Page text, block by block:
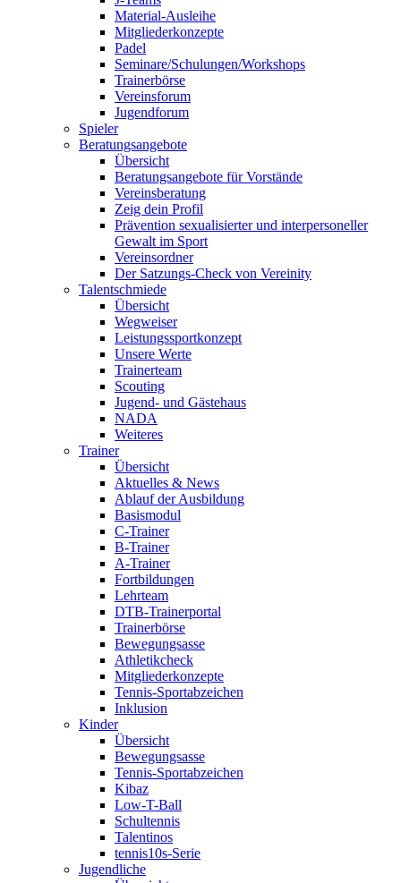
Material-Ausleihe
Mitgliederkonzepte
Padel
Seminare/Schulungen/Workshops
Trainerbörse
Vereinsforum
Jugendforum
Spieler
Beratungsangebote
Übersicht
Beratungsangebote für Vorstände
Vereinsberatung
Zeig dein Profil
Prävention sexualisierter und interpersoneller
Gewalt im Sport
Vereinsordner
Der Satzungs-Check von Vereinity
Talentschmiede
Übersicht
Wegweiser
Leistungssportkonzept
Unsere Werte
Trainerteam
Scouting
Jugend- und Gästehaus
NADA
Weiteres
Trainer
Übersicht
Aktuelles & News
Ablauf der Ausbildung
Basismodul
C-Trainer
B-Trainer
A-Trainer
Fortbildungen
Lehrteam
DTB-Trainerportal
Trainerbörse
Bewegungsasse
Athletikcheck
Mitgliederkonzepte
Tennis-Sportabzeichen
Inklusion
Kinder
Übersicht
Bewegungsasse
Tennis-Sportabzeichen
Kibaz
Low-T-Ball
Schultennis
Talentinos
tennis10s-Serie
Jugendliche